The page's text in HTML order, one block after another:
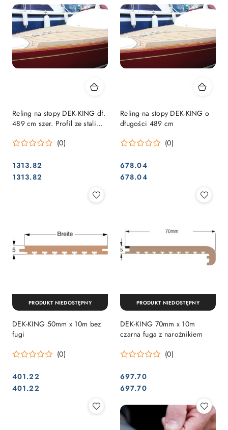
Reling na stopy DEK-KING dł.
489 cm szer. Profil ze stali
(0)
Cena:
1313.82
Cena:
1313.82
Reling na stopy DEK-KING o
długości 489 cm
(0)
Cena:
678.04
Cena:
678.04
DEK-KING 50mm x 10m bez
fugi
(0)
Cena:
401.22
Cena:
401.22
PRODUKT NIEDOSTĘPNY
DEK-KING 70mm x 10m
czarna fuga z narożnikiem
(0)
Cena:
697.70
Cena:
697.70
PRODUKT NIEDOSTĘPNY